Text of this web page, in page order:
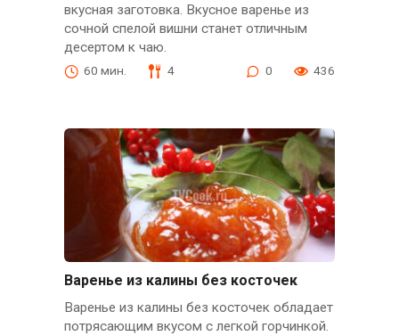
вкусная заготовка. Вкусное варенье из
сочной спелой вишни станет отличным
десертом к чаю.
60 мин. 4 0 436
Варенье из калины без косточек
Варенье из калины без косточек обладает
потрясающим вкусом с легкой горчинкой.